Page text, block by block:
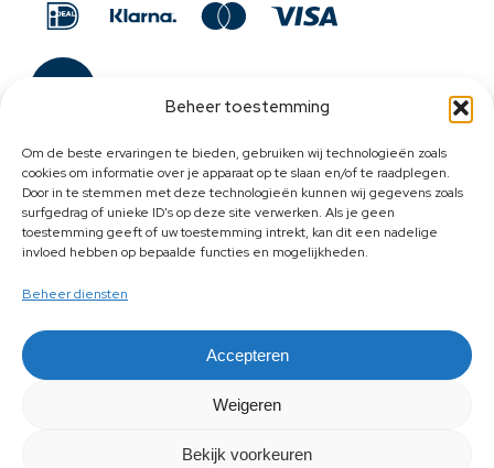
Beheer toestemming
Om de beste ervaringen te bieden, gebruiken wij technologieën zoals
cookies om informatie over je apparaat op te slaan en/of te raadplegen.
Door in te stemmen met deze technologieën kunnen wij gegevens zoals
surfgedrag of unieke ID's op deze site verwerken. Als je geen
toestemming geeft of uw toestemming intrekt, kan dit een nadelige
invloed hebben op bepaalde functies en mogelijkheden.
Beheer diensten
Accepteren
Weigeren
Bekijk voorkeuren